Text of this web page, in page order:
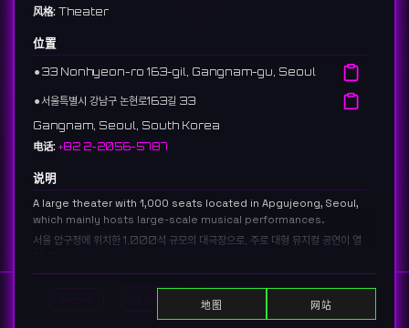
显示活动 Search
风格: Theater
位置
⚫︎ 33 Nonhyeon-ro 163-gil, Gangnam-gu, Seoul
⚫︎서울특별시 강남구 논현로163길 33
Gangnam, Seoul, South Korea
电话: +82 2-2056-5787
说明
A large theater with 1,000 seats located in Apgujeong, Seoul,
which mainly hosts large-scale musical performances.
서울 압구정에 위치한 1,000석 규모의 대극장으로, 주로 대형 뮤지컬 공연이 열
地图 网站